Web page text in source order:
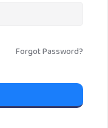
Forgot Password?